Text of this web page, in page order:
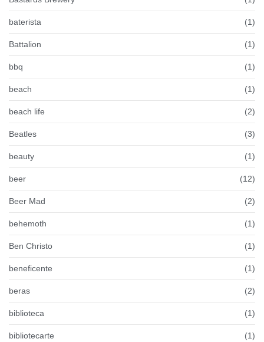
baterista (1)
Battalion (1)
bbq (1)
beach (1)
beach life (2)
Beatles (3)
beauty (1)
beer (12)
Beer Mad (2)
behemoth (1)
Ben Christo (1)
beneficente (1)
beras (2)
biblioteca (1)
bibliotecarte (1)